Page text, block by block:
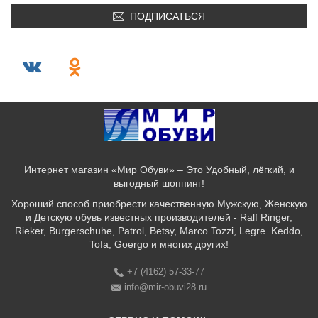
ПОДПИСАТЬСЯ
Интернет магазин «Мир Обуви» – Это Удобный, лёгкий, и
выгодный шоппинг!
Хороший способ приобрести качественную Мужскую, Женскую
и Детскую обувь известных производителей - Ralf Ringer,
Rieker, Burgerschuhe, Patrol, Betsy, Marco Tozzi, Legre. Keddo,
Tofa, Goergo и многих других!
+7 (4162) 57-33-77
info@mir-obuvi28.ru